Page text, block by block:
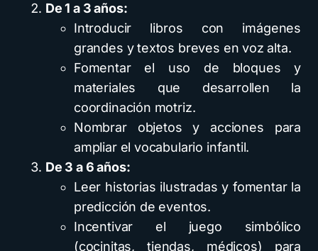
De 1 a 3 años:
Introducir libros con imágenes
grandes y textos breves en voz alta.
Fomentar el uso de bloques y
materiales que desarrollen la
coordinación motriz.
Nombrar objetos y acciones para
ampliar el vocabulario infantil.
De 3 a 6 años:
Leer historias ilustradas y fomentar la
predicción de eventos.
Incentivar el juego simbólico
(cocinitas, tiendas, médicos) para